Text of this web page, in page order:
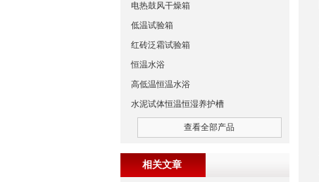
电热鼓风干燥箱
低温试验箱
红砖泛霜试验箱
恒温水浴
高低温恒温水浴
水泥试体恒温恒湿养护槽
查看全部产品
相关文章